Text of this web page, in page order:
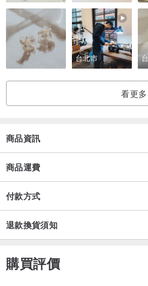
■ 飾品保養方式建議如下:
1. 避免讓飾品碰水潮濕、接觸酸鹼性
2. 避免流汗時配戴及夏季長戴。
3. 勿於睡覺時配戴，易造成鍍色表面
4. 金屬飾品卸下後可使用細緻軟布或
清潔後於收納密封袋或夾鍊袋中保存。
損。
6. 此類電鍍金屬飾品多為搭配性消耗
善保存，
台北市
看更多
商品資訊
商品運費
付款方式
退款換貨須知
購買評價